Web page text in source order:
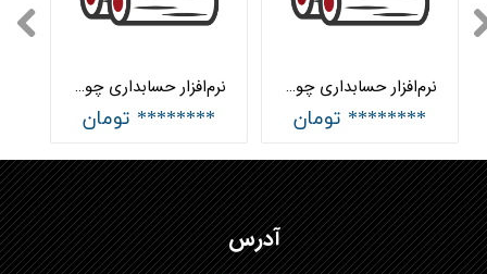
نرم‌افزار حسابداری چوب و MDF ساده هلو APEX
******** تومان
نرم‌افزار حسابداری چوب و MDF جامع هلو APEX
******** تومان
آدرس